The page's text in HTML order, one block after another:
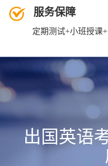
服务保障
定期测试+小班授课
出国英语